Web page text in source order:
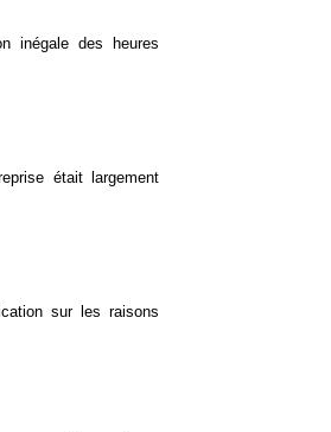
inégale des heures
était largement
sur les raisons